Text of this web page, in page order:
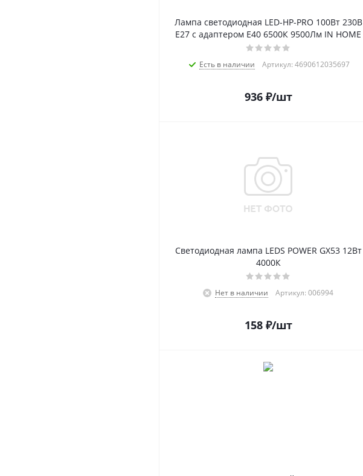
Лампа светодиодная LED-HP-PRO 100Вт 230В
E27 с адаптером Е40 6500К 9500Лм IN HOME
Есть в наличии Артикул: 4690612035697
936₽/шт
Светодиодная лампа LEDS POWER GX53 12Вт
4000К
Нет в наличии Артикул: 006994
158₽/шт